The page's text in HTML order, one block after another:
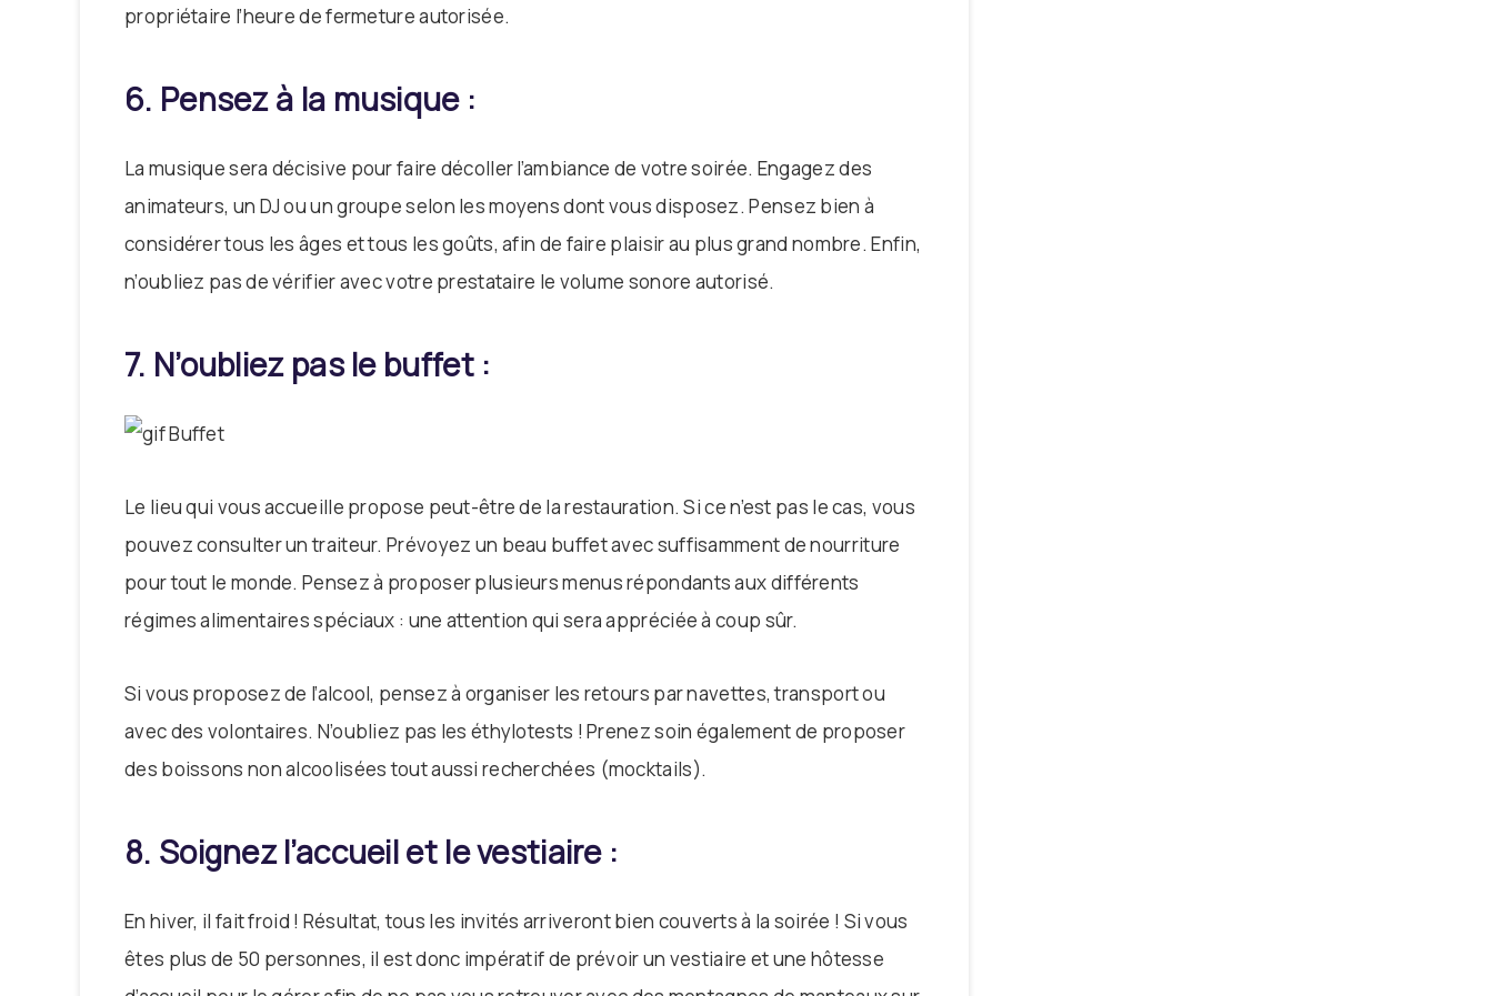
propriétaire l’heure de fermeture autorisée.
6. Pensez à la musique :
La musique sera décisive pour faire décoller l’ambiance de votre soirée. Engagez des
animateurs, un DJ ou un groupe selon les moyens dont vous disposez. Pensez bien à
considérer tous les âges et tous les goûts, afin de faire plaisir au plus grand nombre. Enfin,
n’oubliez pas de vérifier avec votre prestataire le volume sonore autorisé.
7. N’oubliez pas le buffet :
Le lieu qui vous accueille propose peut-être de la restauration. Si ce n’est pas le cas, vous
pouvez consulter un traiteur. Prévoyez un beau buffet avec suffisamment de nourriture
pour tout le monde. Pensez à proposer plusieurs menus répondants aux différents
régimes alimentaires spéciaux : une attention qui sera appréciée à coup sûr.
Si vous proposez de l’alcool, pensez à organiser les retours par navettes, transport ou
avec des volontaires. N’oubliez pas les éthylotests ! Prenez soin également de proposer
des boissons non alcoolisées tout aussi recherchées (mocktails).
8. Soignez l’accueil et le vestiaire :
En hiver, il fait froid ! Résultat, tous les invités arriveront bien couverts à la soirée ! Si vous
êtes plus de 50 personnes, il est donc impératif de prévoir un vestiaire et une hôtesse